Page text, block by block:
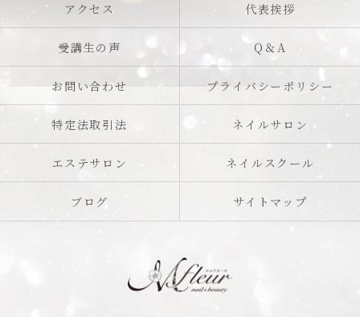
アクセス 代表挨拶
受講生の声 Q＆A
お問い合わせ プライバシーポリシー
特定法取引法 ネイルサロン
エステサロン ネイルスクール
ブログ サイトマップ